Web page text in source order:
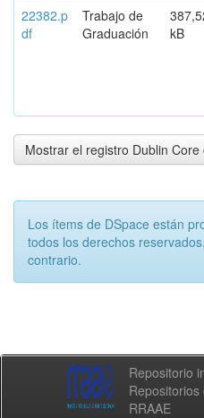
22382.p
df
Trabajo de
Graduación
kB
Mostrar el registro Dublin
Los ítems de DSpace están
todos los derechos
contrario.
Repositorio
RRAAE